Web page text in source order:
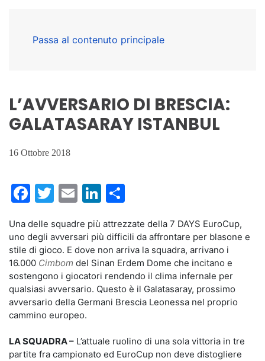
Passa al contenuto principale
L’AVVERSARIO DI BRESCIA:
GALATASARAY ISTANBUL
16 Ottobre 2018
Facebook
Twitter
EmailLinkedIn
Una delle squadre più attrezzate della 7 DAYS EuroCup,
uno degli avversari più difficili da affrontare per blasone e
stile di gioco. E dove non arriva la squadra, arrivano i
16.000 Cimbom del Sinan Erdem Dome che incitano e
sostengono i giocatori rendendo il clima infernale per
qualsiasi avversario. Questo è il Galatasaray, prossimo
avversario della Germani Brescia Leonessa nel proprio
cammino europeo.
LA SQUADRA – L’attuale ruolino di una sola vittoria in tre
partite fra campionato ed EuroCup non deve distogliere